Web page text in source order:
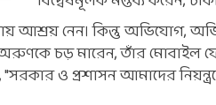
আশ্রয় নেন। কিন্তু অভিযোগ,
চড় মারেন, তাঁর মোবাইল
ও প্রশাসন আমাদের